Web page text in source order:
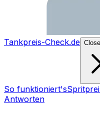
Tankpreis-Check.de
So funktioniert's
Antworten